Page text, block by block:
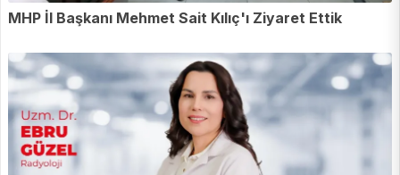
MHP İl Başkanı Mehmet Sait Kılıç'ı Ziyaret Ettik